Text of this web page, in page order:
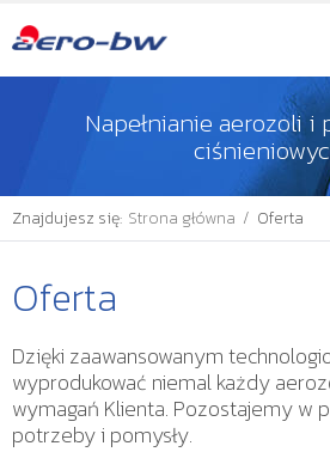
Napełnianie aerozoli i
Znajdujesz się: Strona główna / Oferta
Oferta
Dzięki zaawansowanym
wyprodukować niemal każdy
wymagań Klienta. Pozostajemy w
potrzeby i pomysły.